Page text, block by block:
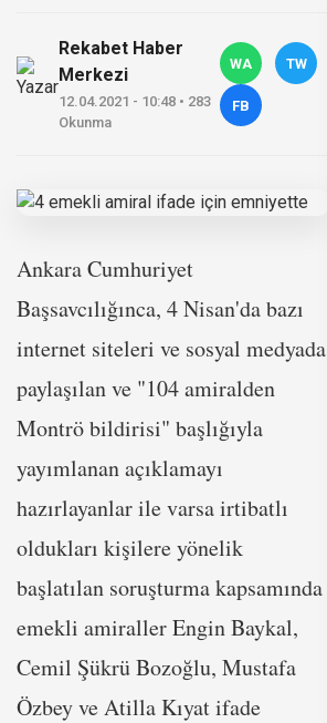
Rekabet Haber
Merkezi
12.04.2021 - 10:48 • 283
Okunma
WA TW
FB
Ankara Cumhuriyet
Başsavcılığınca, 4 Nisan'da bazı
internet siteleri ve sosyal medyada
paylaşılan ve "104 amiralden
Montrö bildirisi" başlığıyla
yayımlanan açıklamayı
hazırlayanlar ile varsa irtibatlı
oldukları kişilere yönelik
başlatılan soruşturma kapsamında
emekli amiraller Engin Baykal,
Cemil Şükrü Bozoğlu, Mustafa
Özbey ve Atilla Kıyat ifade